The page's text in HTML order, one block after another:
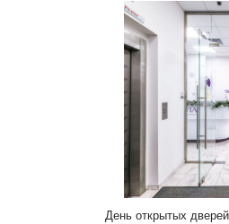
День открытых